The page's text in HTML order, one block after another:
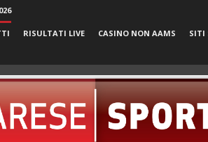
RISULTATI LIVE CASINO NON AAMS SITI